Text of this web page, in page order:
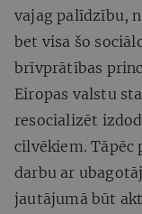
vajag palīdzību,
bet visa šo
brīvprātības
Eiropas valstu
resocializēt
cilvēkiem.
darbu ar
jautājumā būt